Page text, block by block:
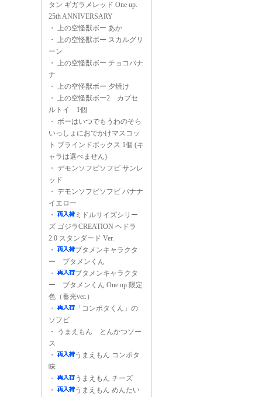
タン ギガラメレッド One up.
25th ANNIVERSARY
・ 上の空怪獣ボー あか
・ 上の空怪獣ボー スカルグリ
ーン
・ 上の空怪獣ボー チョコバナ
ナ
・ 上の空怪獣ボー 夕焼け
・ 上の空怪獣ボー2 カプセ
ルトイ 1個
・ ボーはいつでもうわのそら
いっしょにおでかけマスコッ
ト ブラインドボックス 1個 (キ
ャラは選べません)
・ デモンソフビソフビ サンレ
ッド
・ デモンソフビソフビ バナナ
イエロー
・
ミドルサイズシリー
ズ ゴジラCREATION ヘドラ
2.0 スタンダード Ver.
・
ブタメンキャラクタ
ー ブタメンくん
・
ブタメンキャラクタ
ー ブタメンくん One up.限定
色（蓄光ver.）
・
「コンポタくん」の
ソフビ
・
うまえもん とんかつソー
ス
・
うまえもん コンポタ
味
・
うまえもん チーズ
・
うまえもん めんたい